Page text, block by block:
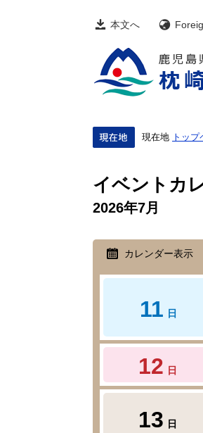
本文へ
現在地 トッ
イベントカ
2026年7月
カレンダー表示
11 日
12 日
13 日